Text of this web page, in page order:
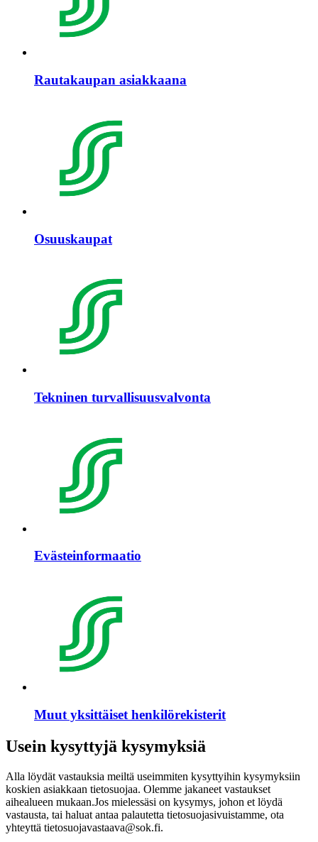
Rautakaupan asiakkaana
Osuuskaupat
Tekninen turvallisuusvalvonta
Evästeinformaatio
Muut yksittäiset henkilörekisterit
Usein kysyttyjä kysymyksiä
Alla löydät vastauksia meiltä useimmiten kysyttyihin kysymyksiin
koskien asiakkaan tietosuojaa. Olemme jakaneet vastaukset
aihealueen mukaan.Jos mielessäsi on kysymys, johon et löydä
vastausta, tai haluat antaa palautetta tietosuojasivuistamme, ota
yhteyttä tietosuojavastaava@sok.fi.